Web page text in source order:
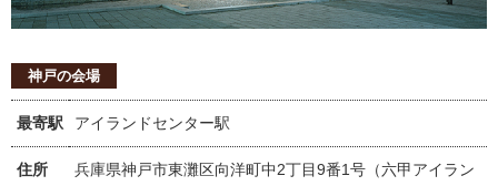
神戸の会場
最寄駅 アイランドセンター駅
住所
兵庫県神戸市東灘区向洋町中2丁目9番1号（六甲アイラン